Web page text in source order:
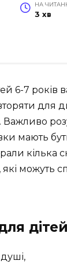
НА
3 хв
6-7 років
для
Важливо
мають
кілька
можуть